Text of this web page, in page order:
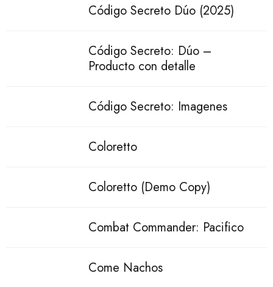
Código Secreto Dúo (2025)
Código Secreto: Dúo –
Producto con detalle
Código Secreto: Imagenes
Coloretto
Coloretto (Demo Copy)
Combat Commander: Pacifico
Come Nachos